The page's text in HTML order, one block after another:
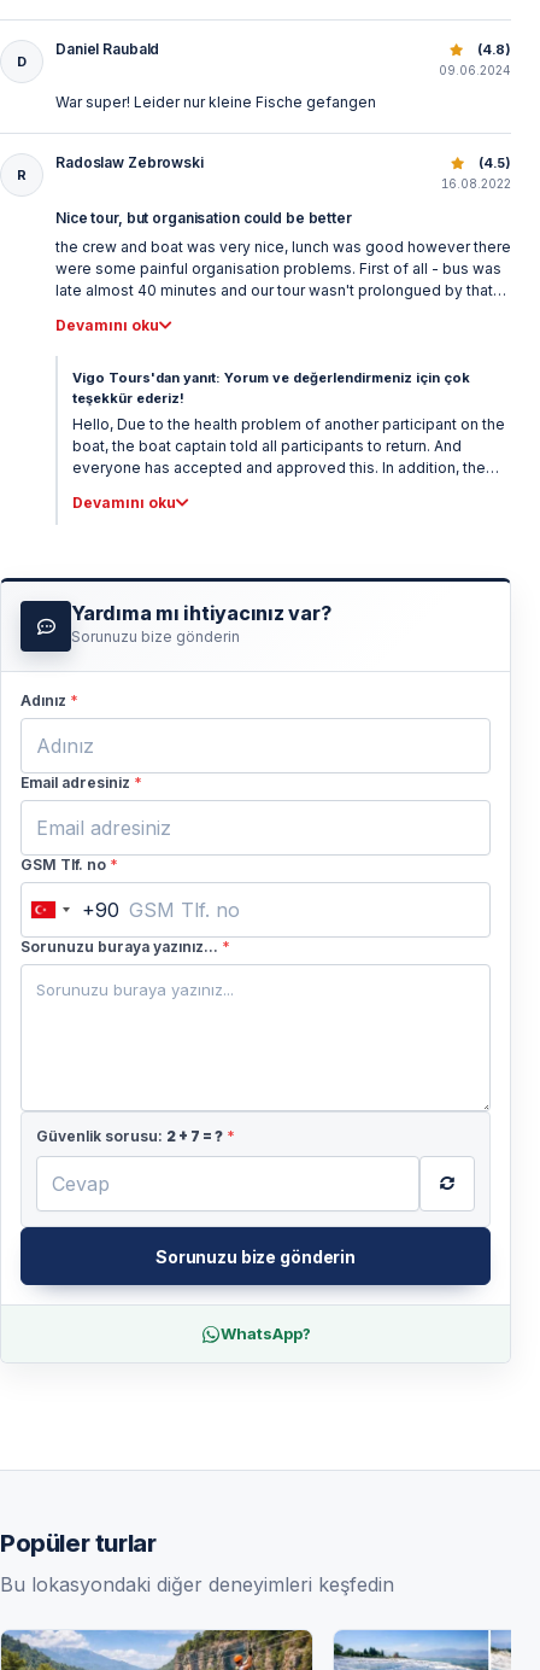
Antalya Balık Avı Turu: Tekne ile Akdeniz’de Eşsiz Deneyim
D
Daniel Raubald (4.8)
09.06.2024
War super! Leider nur kleine Fische gefangen
Antalya Balık Avı Turu: Tekne ile Akdeniz’de Eşsiz Deneyim
R
Radoslaw Zebrowski (4.5)
16.08.2022
Nice tour, but organisation could be better
the crew and boat was very nice, lunch was good however there
were some painful organisation problems. First of all - bus was
late almost 40 minutes and our tour wasn't prolongued by that
second problem was that other group which was coming with
same bus for diving, was longer out there so after getting back
to port we had to wait almost 1 hour for them to come back so
we were able to get back to the city so in summary the trip was
nice and fun, but we've lost almost 2 hours on waiting
Devamını oku
Vigo Tours'dan yanıt: Yorum ve değerlendirmeniz için çok
teşekkür ederiz!
Hello, Due to the health problem of another participant on the
boat, the boat captain told all participants to return. And
everyone has accepted and approved this. In addition, the
be waiting due to an early return 1 hour. We apologize for the
Devamını oku
Yardıma mı ihtiyacınız var?
Sorunuzu bize gönderin
Adınız *
Email adresiniz *
GSM Tlf. no *
Turkey
+90
+90
Sorunuzu buraya yazınız... *
Güvenlik sorusu: 2 + 7 = ? *
Sorunuzu bize gönderin
WhatsApp?
Popüler turlar
Bu lokasyondaki diğer deneyimleri keşfedin